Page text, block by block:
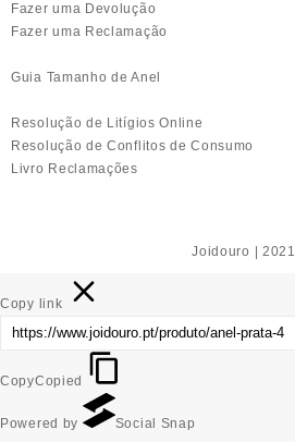
Fazer uma Devolução
Fazer uma Reclamação
Guia Tamanho de Anel
Resolução de Litígios Online
Resolução de Conflitos de Consumo
Livro Reclamações
Joidouro | 2021
Copy link
CopyCopied
Powered by Social Snap